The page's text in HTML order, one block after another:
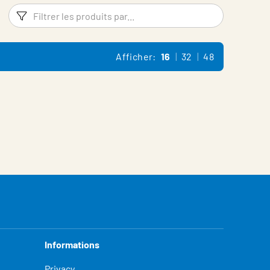
Filtres Filtrer
Afficher: 16 32 48
Informations